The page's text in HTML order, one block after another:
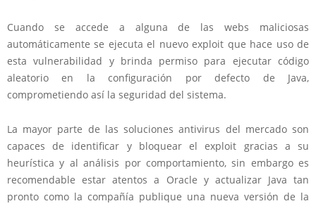
Cuando se accede a alguna de las webs maliciosas
automáticamente se ejecuta el nuevo exploit que hace uso de
esta vulnerabilidad y brinda permiso para ejecutar código
aleatorio en la configuración por defecto de Java,
comprometiendo así la seguridad del sistema.
La mayor parte de las soluciones antivirus del mercado son
capaces de identificar y bloquear el exploit gracias a su
heurística y al análisis por comportamiento, sin embargo es
recomendable estar atentos a Oracle y actualizar Java tan
pronto como la compañía publique una nueva versión de la